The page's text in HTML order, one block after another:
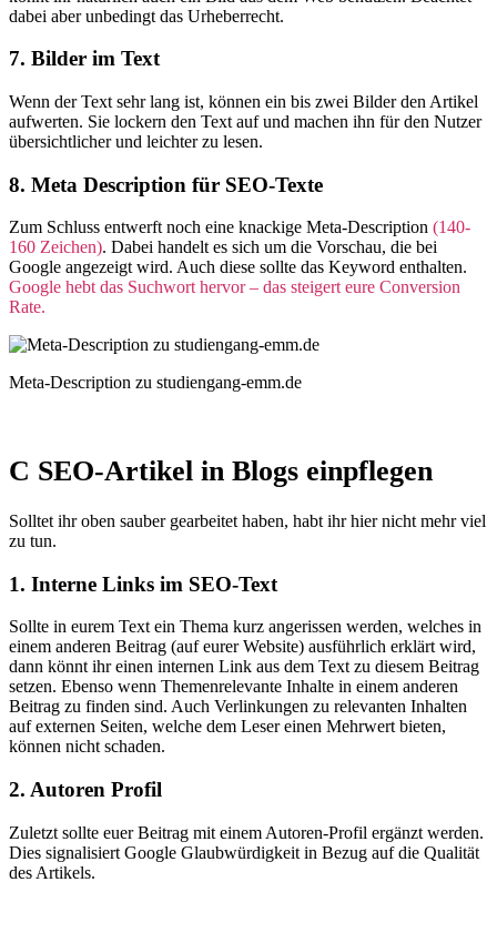
dabei aber unbedingt das Urheberrecht.
7. Bilder im Text
Wenn der Text sehr lang ist, können ein bis zwei Bilder den Artikel
aufwerten. Sie lockern den Text auf und machen ihn für den Nutzer
übersichtlicher und leichter zu lesen.
8. Meta Description für SEO-Texte
Zum Schluss entwerft noch eine knackige Meta-Description (140-
160 Zeichen). Dabei handelt es sich um die Vorschau, die bei
Google angezeigt wird. Auch diese sollte das Keyword enthalten.
Google hebt das Suchwort hervor – das steigert eure Conversion
Rate.
Meta-Description zu studiengang-emm.de
C SEO-Artikel in Blogs einpflegen
Solltet ihr oben sauber gearbeitet haben, habt ihr hier nicht mehr viel
zu tun.
1. Interne Links im SEO-Text
Sollte in eurem Text ein Thema kurz angerissen werden, welches in
einem anderen Beitrag (auf eurer Website) ausführlich erklärt wird,
dann könnt ihr einen internen Link aus dem Text zu diesem Beitrag
setzen. Ebenso wenn Themenrelevante Inhalte in einem anderen
Beitrag zu finden sind. Auch Verlinkungen zu relevanten Inhalten
auf externen Seiten, welche dem Leser einen Mehrwert bieten,
können nicht schaden.
2. Autoren Profil
Zuletzt sollte euer Beitrag mit einem Autoren-Profil ergänzt werden.
Dies signalisiert Google Glaubwürdigkeit in Bezug auf die Qualität
des Artikels.